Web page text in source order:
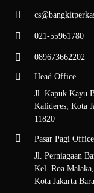
021-55961780
089673662202
Head Office
Jl. Kapuk Kayu
Kalideres, Kota
11820
Pasar Pagi Office
Jl. Perniagaan
Kel. Roa
Kota Jakarta